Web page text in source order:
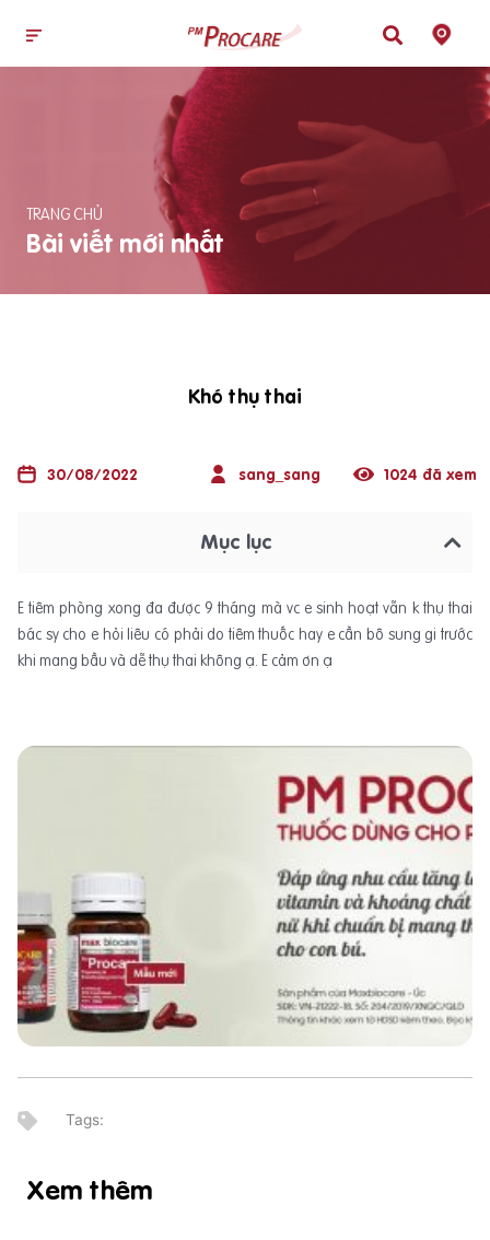
TRANG CHỦ
Bài viết mới nhất
Khó thụ thai
30/08/2022 sang_sang 1024 đã xem
Mục lục
E tiêm phòng xong đa được 9 tháng mà vc e sinh hoạt vẫn k thụ thai
bác sy cho e hỏi liêu có phải do tiêm thuốc hay e cần bô sung gi trước
khi mang bầu và dễ thụ thai không ạ. E cảm ơn ạ
Xem thêm